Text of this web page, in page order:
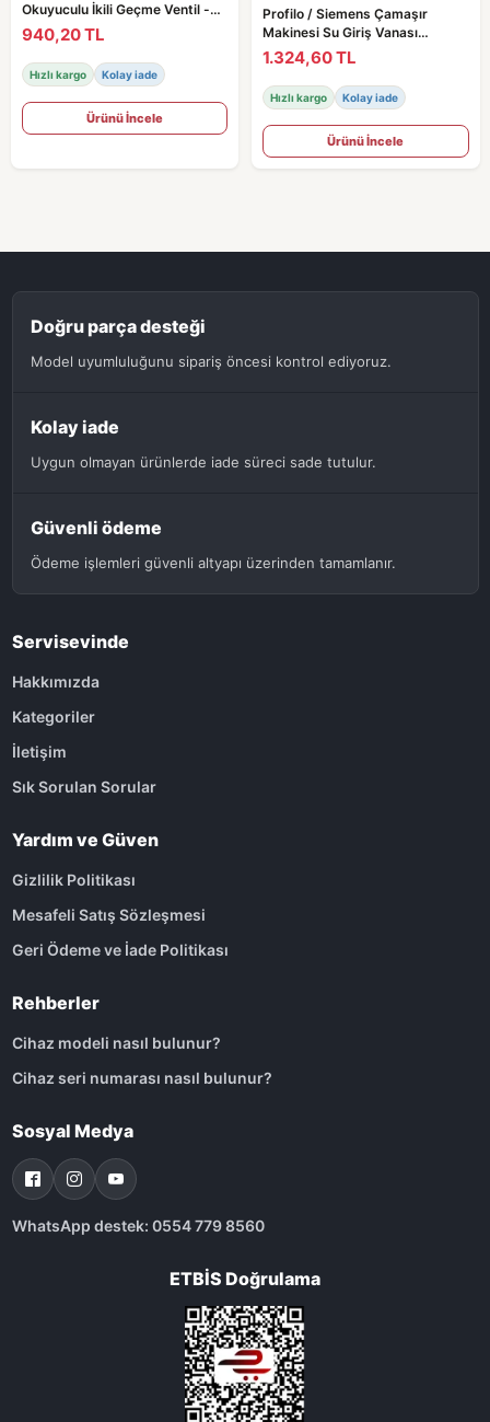
Okuyuculu İkili Geçme Ventil -
2841020100 Orjinal
940,20 TL
Hızlı kargo Kolay iade
Ürünü İncele
Profilo / Siemens Çamaşır
Makinesi Su Giriş Vanası
Okuyucu Sensörlü / Ventili -
00606001
1.324,60 TL
Hızlı kargo Kolay iade
Ürünü İncele
Doğru parça desteği
Model uyumluluğunu sipariş öncesi kontrol ediyoruz.
Kolay iade
Uygun olmayan ürünlerde iade süreci sade tutulur.
Güvenli ödeme
Ödeme işlemleri güvenli altyapı üzerinden tamamlanır.
Servisevinde
Hakkımızda
Kategoriler
İletişim
Sık Sorulan Sorular
Yardım ve Güven
Gizlilik Politikası
Mesafeli Satış Sözleşmesi
Geri Ödeme ve İade Politikası
Rehberler
Cihaz modeli nasıl bulunur?
Cihaz seri numarası nasıl bulunur?
Sosyal Medya
WhatsApp destek: 0554 779 8560
ETBİS Doğrulama